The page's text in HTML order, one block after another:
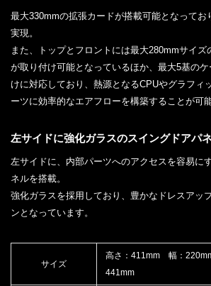
最大330mmの拡張カードが搭載可能となってお
実現。
また、トップとフロントには最大280mmサイズ
が取り付け可能となっているほか、最大5基の
けに対応しており、熱源となるCPUやグラフィ
ーツに効率的なエアフローを構築することが可能
左サイドに強化ガラスのスイングドアパ
左サイドに、内部パーツへのアクセスを容易に
ネルを搭載。
強化ガラスを採用しており、豊かなドレスアッ
ンとなっています。
サイズ
高さ：411mm 幅：
441mm